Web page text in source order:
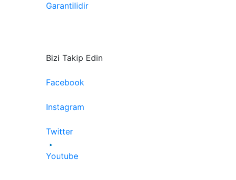
Garantilidir
Bizi Takip Edin
Facebook
Instagram
Twitter
Youtube